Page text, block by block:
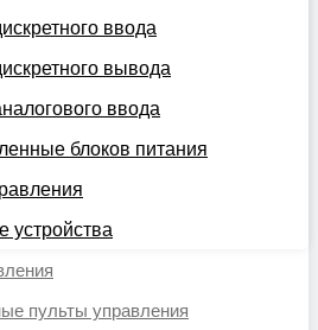
ввода
вывода
ввода
блоков питания
устройства
пульты управления